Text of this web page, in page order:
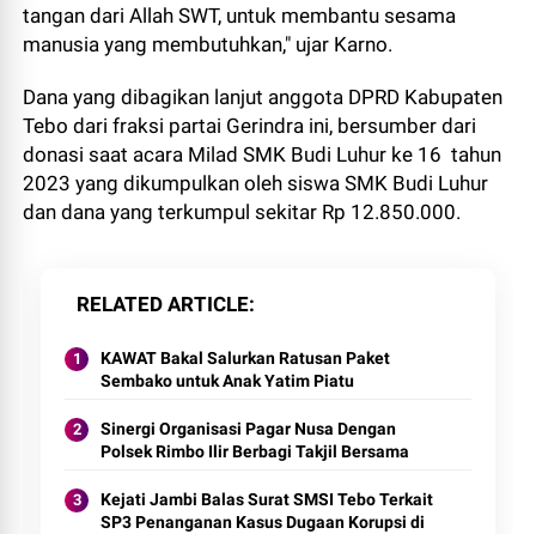
tangan dari Allah SWT, untuk membantu sesama
manusia yang membutuhkan," ujar Karno.
Dana yang dibagikan lanjut anggota DPRD Kabupaten
Tebo dari fraksi partai Gerindra ini, bersumber dari
donasi saat acara Milad SMK Budi Luhur ke 16 tahun
2023 yang dikumpulkan oleh siswa SMK Budi Luhur
dan dana yang terkumpul sekitar Rp 12.850.000.
RELATED ARTICLE
KAWAT Bakal Salurkan Ratusan Paket
Sembako untuk Anak Yatim Piatu
Sinergi Organisasi Pagar Nusa Dengan
Polsek Rimbo Ilir Berbagi Takjil Bersama
Kejati Jambi Balas Surat SMSI Tebo Terkait
SP3 Penanganan Kasus Dugaan Korupsi di